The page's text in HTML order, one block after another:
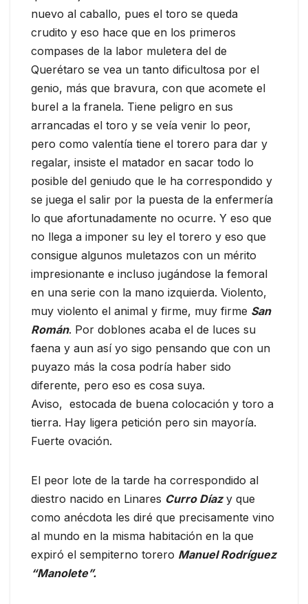
nuevo al caballo, pues el toro se queda
crudito y eso hace que en los primeros
compases de la labor muletera del de
Querétaro se vea un tanto dificultosa por el
genio, más que bravura, con que acomete el
burel a la franela. Tiene peligro en sus
arrancadas el toro y se veía venir lo peor,
pero como valentía tiene el torero para dar y
regalar, insiste el matador en sacar todo lo
posible del geniudo que le ha correspondido y
se juega el salir por la puesta de la enfermería
lo que afortunadamente no ocurre. Y eso que
no llega a imponer su ley el torero y eso que
consigue algunos muletazos con un mérito
impresionante e incluso jugándose la femoral
en una serie con la mano izquierda. Violento,
muy violento el animal y firme, muy firme San
Román. Por doblones acaba el de luces su
faena y aun así yo sigo pensando que con un
puyazo más la cosa podría haber sido
diferente, pero eso es cosa suya.
Aviso, estocada de buena colocación y toro a
tierra. Hay ligera petición pero sin mayoría.
Fuerte ovación.
El peor lote de la tarde ha correspondido al
diestro nacido en Linares Curro Díazy que
como anécdota les diré que precisamente vino
al mundo en la misma habitación en la que
expiró el sempiterno torero Manuel Rodríguez
“Manolete”.